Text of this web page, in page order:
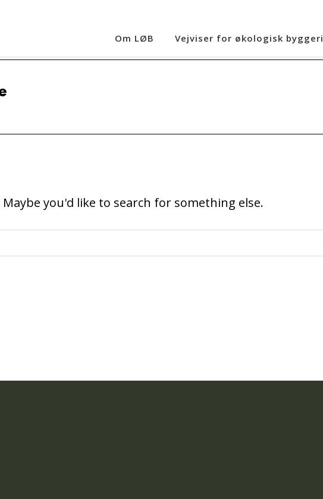
Om LØB Vejviser for økologisk byggeri
you'd like to search for something else.